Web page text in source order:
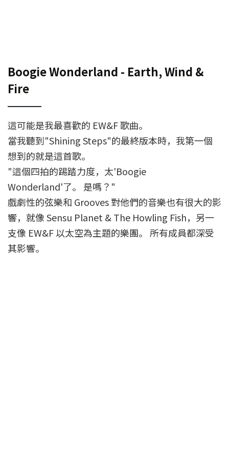
Boogie Wonderland - Earth, Wind &
Fire
這可能是我最喜歡的 EW&F 歌曲。
當我聽到"Shining Steps"的最終版本時，我第一個
想到的就是這首歌。
"這個四拍的踢踏力度，太'Boogie
Wonderland'了。 是嗎？"
戲劇性的弦樂和 Grooves 對他們的音樂也有很大的影
響，就像 Sensu Planet & The Howling Fish，另一
支像 EW&F 以太空為主題的樂團。 所有成員都深受
其影響。